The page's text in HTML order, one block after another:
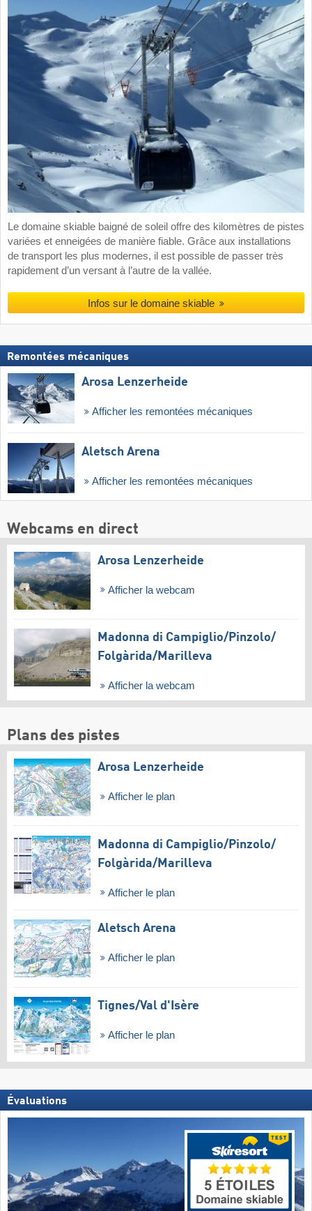
Le domaine skiable baigné de soleil offre des kilomètres de pistes
variées et enneigées de manière fiable. Grâce aux installations
de transport les plus modernes, il est possible de passer très
rapidement d’un versant à l’autre de la vallée.
Infos sur le domaine skiable
Remontées mécaniques
Arosa Lenzerheide
Afficher les remontées mécaniques
Aletsch Arena
Afficher les remontées mécaniques
Webcams en direct
Arosa Lenzerheide
Afficher la webcam
Madonna di Campiglio/​Pinzolo/​
Folgàrida/​Marilleva
Afficher la webcam
Plans des pistes
Arosa Lenzerheide
Afficher le plan
Madonna di Campiglio/​Pinzolo/​
Folgàrida/​Marilleva
Afficher le plan
Aletsch Arena
Afficher le plan
Tignes/​Val d'Isère
Afficher le plan
Évaluations